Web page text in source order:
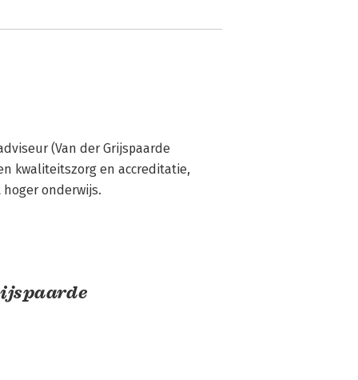
(Van der Grijspaarde
kwaliteitszorg en accreditatie,
onderwijs.